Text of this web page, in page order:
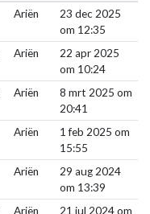
Ariën
23 dec 2025
om 12:35
Ariën
22 apr 2025
om 10:24
Ariën
8 mrt 2025 om
20:41
Ariën
1 feb 2025 om
15:55
Ariën
29 aug 2024
om 13:39
Ariën
21 jul 2024 om